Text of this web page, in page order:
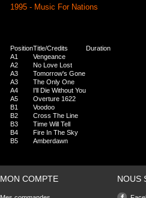
1995 - Music For Nations
PositionTitle/Credits
Duration
A1
Vengeance
A2
No Love Lost
A3
Tomorrow's Gone
A3
The Only One
A4
I'll Die Without You
A5
Overture 1622
B1
Voodoo
B2
Cross The Line
B3
Time Will Tell
B4
Fire In The Sky
B5
Amberdawn
MON COMPTE NOUS